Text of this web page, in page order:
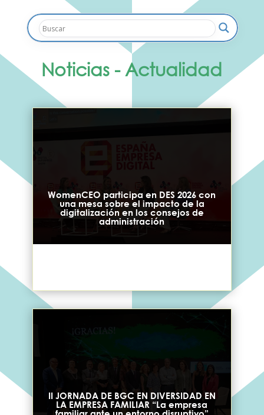
Noticias - Actualidad
WomenCEO participa en DES 2026 con
una mesa sobre el impacto de la
digitalización en los consejos de
administración
II JORNADA DE BGC EN DIVERSIDAD EN
LA EMPRESA FAMILIAR “La empresa